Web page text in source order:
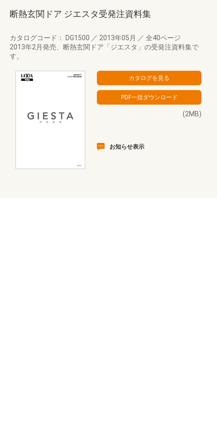
断熱玄関ドア ジエスタ受発注資料集
カタログコード： DG1500 ／ 2013年05月 ／ 全40ページ
2013年2月発売、断熱玄関ドア「ジエスタ」の受発注資料集で
す。
(2MB)
お知らせ表示